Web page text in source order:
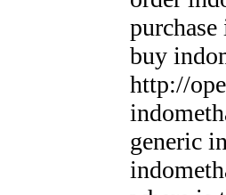
buy
http://
generic